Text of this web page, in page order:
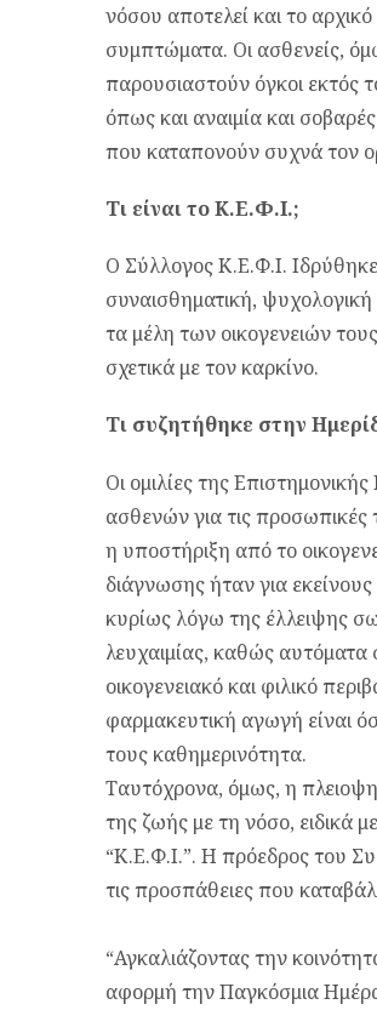
νόσου αποτελεί και το
συμπτώματα. Οι ασθενείς,
παρουσιαστούν όγκοι εκτός
όπως και αναιμία και
που καταπονούν συχνά τον
Τι είναι το Κ.Ε.Φ.Ι.;
Ο Σύλλογος Κ.Ε.Φ.Ι.
συναισθηματική,
τα μέλη των οικογενειών
σχετικά με τον καρκίνο.
Τι συζητήθηκε στην
Οι ομιλίες της
ασθενών για τις προσωπικές
η υποστήριξη από το
διάγνωσης ήταν για
κυρίως λόγω της έλλειψης
λευχαιμίας, καθώς
οικογενειακό και φιλικό
φαρμακευτική αγωγή είναι
τους καθημερινότητα.
Ταυτόχρονα, όμως, η
της ζωής με τη νόσο, ειδικά
“Κ.Ε.Φ.Ι.”. Η πρόεδρος του
τις προσπάθειες που
“Αγκαλιάζοντας την
αφορμή την Παγκόσμια